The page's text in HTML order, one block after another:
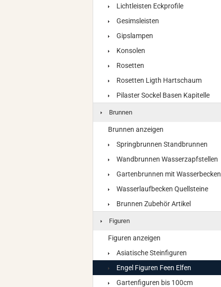
Lichtleisten Eckprofile
Gesimsleisten
Gipslampen
Konsolen
Rosetten
Rosetten Ligth Hartschaum
Pilaster Sockel Basen Kapitelle
Brunnen
Brunnen anzeigen
Springbrunnen Standbrunnen
Wandbrunnen Wasserzapfstellen
Gartenbrunnen mit Wasserbecken
Wasserlaufbecken Quellsteine
Brunnen Zubehör Artikel
Figuren
Figuren anzeigen
Asiatische Steinfiguren
Engel Figuren Feen Elfen
Gartenfiguren bis 100cm